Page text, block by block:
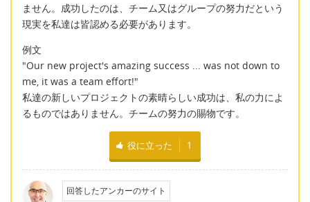
ません。成功したのは、チーム又はグループの努力だという
現実を私達は皆認める必要があります。
例文
"Our new project's amazing success ... was not down to
me, it was a team effort!"
私達の新しいプロジェクトの素晴らしい成功は、私の力によ
るものではありません。チームの努力の賜物です。
役に立った 1
回答したアンカーのサイト